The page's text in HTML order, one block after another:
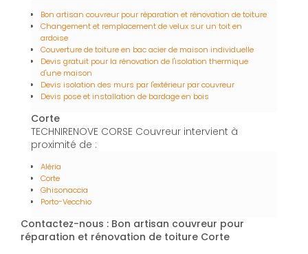
Bon artisan couvreur pour réparation et rénovation de toiture
Changement et remplacement de velux sur un toit en
ardoise
Couverture de toiture en bac acier de maison individuelle
Devis gratuit pour la rénovation de l'isolation thermique
d'une maison
Devis isolation des murs par l'extérieur par couvreur
Devis pose et installation de bardage en bois
Corte
TECHNIRENOVE CORSE Couvreur intervient à
proximité de :
Aléria
Corte
Ghisonaccia
Porto-Vecchio
Contactez-nous : Bon artisan couvreur pour
réparation et rénovation de toiture Corte